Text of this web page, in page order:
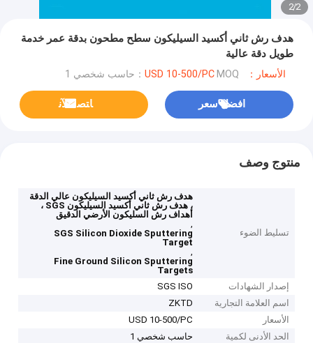
2
/
2
هدف رش ثاني أكسيد السيليكون سطح مطحون بدقة عمر خدمة
طويل دقة عالية
الأسعار：USD 10-500/PC MOQ：حاسب شخصي 1
افضل سعر ﺎﺘﺼﻟ ﺍﻶﻧ
منتوج وصف
تسليط الضوء
هدف رش ثاني أكسيد السيليكون عالي الدقة
، هدف رش ثاني أكسيد السيليكون SGS ،
أهداف رش السليكون الأرضي الدقيق
,
SGS Silicon Dioxide Sputtering
Target
,
Fine Ground Silicon Sputtering
Targets
إصدار الشهادات
SGS ISO
اسم العلامة التجارية
ZKTD
الأسعار
USD 10-500/PC
الحد الأدنى لكمية
حاسب شخصي 1